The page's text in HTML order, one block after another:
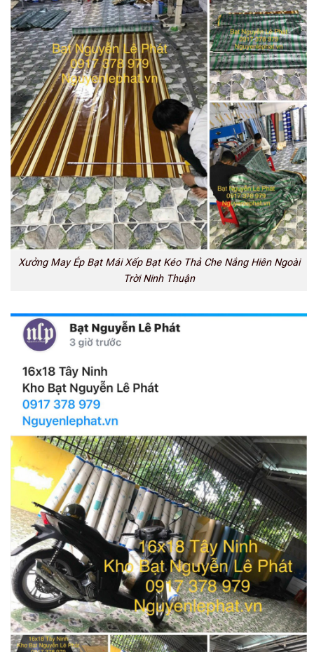
Xưởng May Ép Bạt Mái Xếp Bạt Kéo Thả Che Nắng Hiên Ngoài
Trời Ninh Thuận